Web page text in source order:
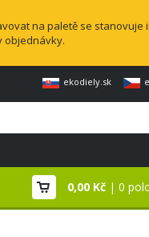
na paletě se stanovuje
objednávky.
ekodiely.sk
0,00 Kč | 0